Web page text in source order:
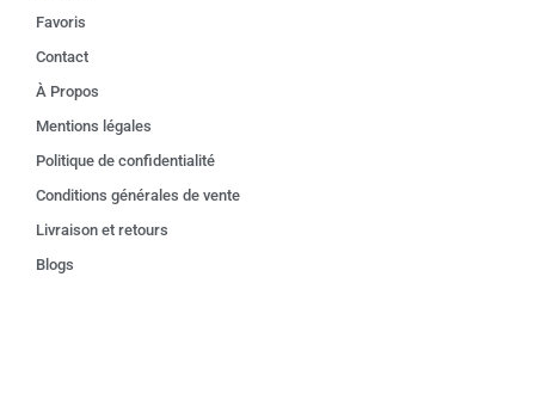
Favoris
Contact
À Propos
Mentions légales
Politique de confidentialité
Conditions générales de vente
Livraison et retours
Blogs